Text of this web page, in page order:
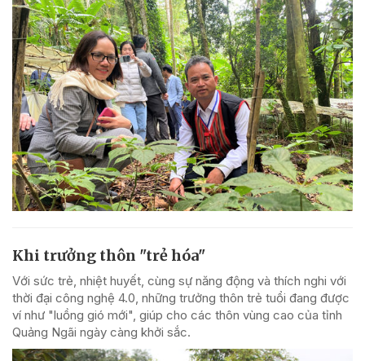
Khi trưởng thôn "trẻ hóa"
Với sức trẻ, nhiệt huyết, cùng sự năng động và thích nghi với
thời đại công nghệ 4.0, những trưởng thôn trẻ tuổi đang được
ví như "luồng gió mới", giúp cho các thôn vùng cao của tỉnh
Quảng Ngãi ngày càng khởi sắc.